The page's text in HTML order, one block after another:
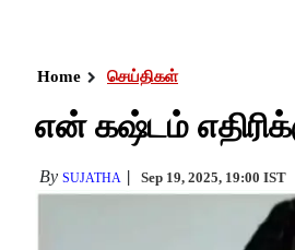
Home செய்திகள்
என் கஷ்டம்
By SUJATHA Sep 19, 2025, 19:00 IST